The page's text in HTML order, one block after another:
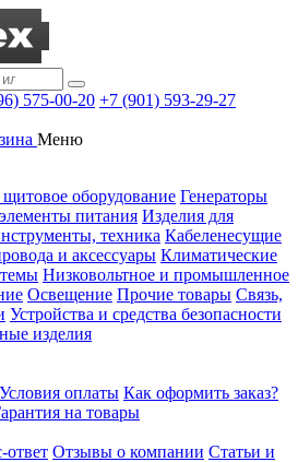
575-00-20 +7 (901) 593-29-27
Меню
оборудование Генераторы
питания Изделия для
техника Кабеленесущие
и аксессуары Климатические
Низковольтное и промышленное
Освещение Прочие товары Связь,
Устройства и средства безопасности
изделия
Условия оплаты Как оформить заказ?
на товары
ответ Отзывы о компании Статьи и